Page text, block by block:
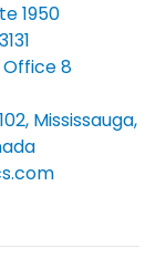
1950
Office 8
Mississauga,